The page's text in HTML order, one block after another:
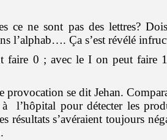
ce ne sont pas des lettres?
l’alphab…. Ça s’est révélé
faire 0 ; avec le I on peut faire
provocation se dit Jehan.
l’hôpital pour détecter les
résultats s’avéraient toujours